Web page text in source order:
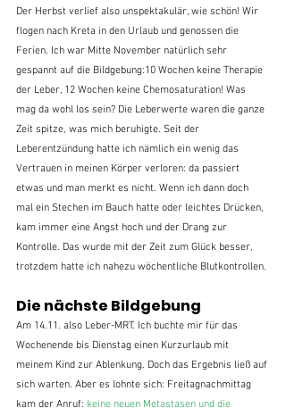
Der Herbst verlief also unspektakulär, wie schön! Wir
flogen nach Kreta in den Urlaub und genossen die
Ferien. Ich war Mitte November natürlich sehr
gespannt auf die Bildgebung:10 Wochen keine Therapie
der Leber, 12 Wochen keine Chemosaturation! Was
mag da wohl los sein? Die Leberwerte waren die ganze
Zeit spitze, was mich beruhigte. Seit der
Leberentzündung hatte ich nämlich ein wenig das
Vertrauen in meinen Körper verloren: da passiert
etwas und man merkt es nicht. Wenn ich dann doch
mal ein Stechen im Bauch hatte oder leichtes Drücken,
kam immer eine Angst hoch und der Drang zur
Kontrolle. Das wurde mit der Zeit zum Glück besser,
trotzdem hatte ich nahezu wöchentliche Blutkontrollen.
Die nächste Bildgebung
Am 14.11. also Leber-MRT. Ich buchte mir für das
Wochenende bis Dienstag einen Kurzurlaub mit
meinem Kind zur Ablenkung. Doch das Ergebnis ließ auf
sich warten. Aber es lohnte sich: Freitagnachmittag
kam der Anruf: keine neuen Metastasen und die